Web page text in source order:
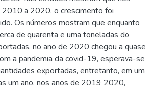
a 2020, o crescimento foi
Os números mostram que enquanto
de quarenta e uma toneladas do
no ano de 2020 chegou a quase
a pandemia da covid-19, esperava-se
exportadas, entretanto, em um
um ano, nos anos de 2019 2020,